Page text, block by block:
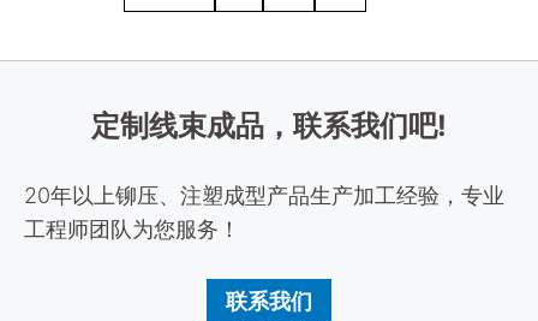
定制线束成品，联系我们吧!
20年以上铆压、注塑成型产品生产加工经验，专业
工程师团队为您服务！
联系我们